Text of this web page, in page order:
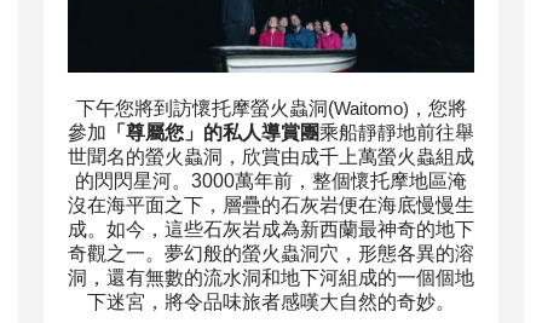
下午您將到訪懷托摩螢火蟲洞(Waitomo) ，您將
參加 「尊屬您」的私人導賞團乘船靜靜地前往舉
世聞名的螢火蟲洞，欣賞由成千上萬螢火蟲組成
的閃閃星河。3000萬年前，整個懷托摩地區淹
沒在海平面之下，層疊的石灰岩便在海底慢慢生
成。如今，這些石灰岩成為新西蘭最神奇的地下
奇觀之一。夢幻般的螢火蟲洞穴，形態各異的溶
洞，還有無數的流水洞和地下河組成的一個個地
下迷宮，將令品味旅者感嘆大自然的奇妙。